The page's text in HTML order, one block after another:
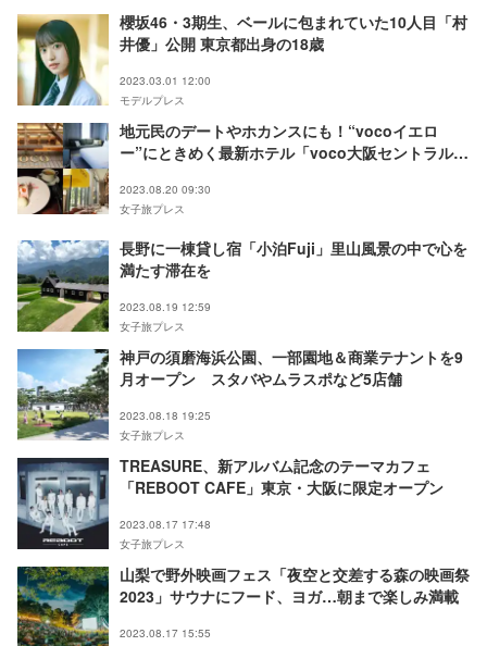
櫻坂46・3期生、ベールに包まれていた10人目「村
井優」公開 東京都出身の18歳
2023.03.01 12:00
モデルプレス
地元民のデートやホカンスにも！“vocoイエロ
ー”にときめく最新ホテル「voco大阪セントラル」
2023.08.20 09:30
女子旅プレス
長野に一棟貸し宿「小泊Fuji」里山風景の中で心を
満たす滞在を
2023.08.19 12:59
女子旅プレス
神戸の須磨海浜公園、一部園地＆商業テナントを9
月オープン スタバやムラスポなど5店舗
2023.08.18 19:25
女子旅プレス
TREASURE、新アルバム記念のテーマカフェ
「REBOOT CAFE」東京・大阪に限定オープン
2023.08.17 17:48
女子旅プレス
山梨で野外映画フェス「夜空と交差する森の映画祭
2023」サウナにフード、ヨガ…朝まで楽しみ満載
2023.08.17 15:55